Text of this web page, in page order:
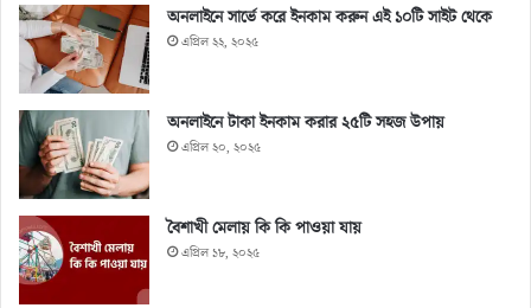
অনলাইনে সার্ভে করে ইনকাম করুন এই ১০টি সাইট থেকে
এপ্রিল ২২, ২০২৫
অনলাইনে টাকা ইনকাম করার ২৫টি সহজ উপায়
এপ্রিল ২০, ২০২৫
বৈশাখী মেলায় কি কি পাওয়া যায়
এপ্রিল ১৮, ২০২৫